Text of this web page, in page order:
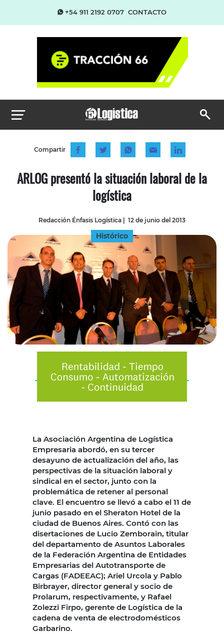
+54 911 2192 0707 CONTACTO
Compartir
ARLOG presentó la situación laboral de la
logística
Redacción Énfasis Logística | 12 de junio del 2013
Histórico
La Asociación Argentina de Logística
Empresaria abordó, en su tercer
desayuno de actualización del año, las
perspectivas de la situación laboral y
sindical en el sector, junto con la
problemática de retener al personal
clave. El encuentro se llevó a cabo el 11 de
junio pasado en el Sheraton Hotel de la
ciudad de Buenos Aires. Contó con las
disertaciones de Lucio Zemborain, titular
del departamento de Asuntos Laborales
de la Federación Argentina de Entidades
Empresarias del Autotransporte de
Cargas (FADEEAC); Ariel Urcola y Pablo
Birbrayer, director general y socio de
Prolarum, respectivamente, y Rafael
Zolezzi Firpo, gerente de Logística de la
cadena de venta de electrodomésticos
Garbarino.